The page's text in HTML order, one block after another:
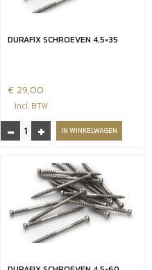
DURAFIX SCHROEVEN 4,5×35
€ 29,00
incl. BTW
-
Durafix
schroeven
+ IN WINKELWAGEN